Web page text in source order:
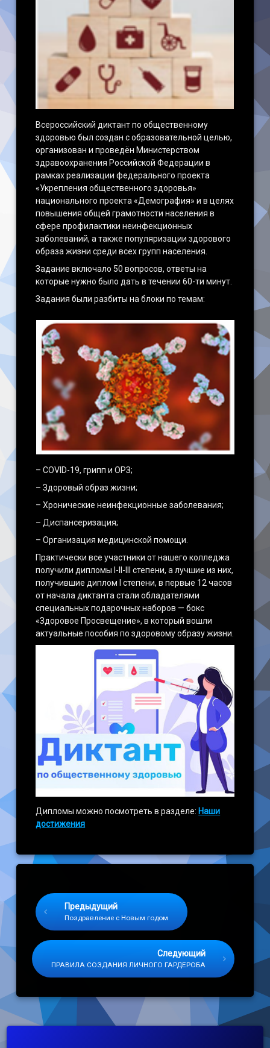
Всероссийский диктант по общественному
здоровью был создан с образовательной целью,
организован и проведён Министерством
здравоохранения Российской Федерации в
рамках реализации федерального проекта
«Укрепления общественного здоровья»
национального проекта «Демография» и в целях
повышения общей грамотности населения в
сфере профилактики неинфекционных
заболеваний, а также популяризации здорового
образа жизни среди всех групп населения.
Задание включало 50 вопросов, ответы на
которые нужно было дать в течении 60-ти минут.
Задания были разбиты на блоки по темам:
– COVID-19, грипп и ОРЗ;
– Здоровый образ жизни;
– Хронические неинфекционные заболевания;
– Диспансеризация;
– Организация медицинской помощи.
Практически все участники от нашего колледжа
получили дипломы I-II-III степени, а лучшие из них,
получившие диплом I степени, в первые 12 часов
от начала диктанта стали обладателями
специальных подарочных наборов — бокс
«Здоровое Просвещение», в который вошли
актуальные пособия по здоровому образу жизни.
Дипломы можно посмотреть в разделе: Наши
достижения
Предыдущий
Поздравление с Новым годом
Следующий
ПРАВИЛА СОЗДАНИЯ ЛИЧНОГО ГАРДЕРОБА